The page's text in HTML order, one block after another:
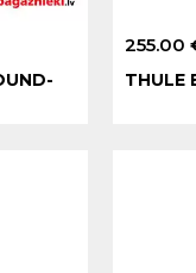
255.00
THULE